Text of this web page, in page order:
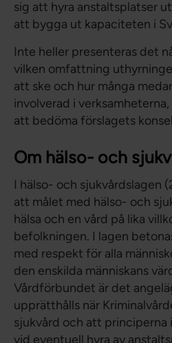
sig att hyra anstaltsplatser
att bygga ut kapaciteten i
Inte heller presenteras det
vilken omfattning
att ske och hur många
involverad i
att bedöma förslagets
Om hälso- och
I hälso- och sjukvårdslagen
att målet med hälso- och
hälsa och en vård på lika
befolkningen. I lagen
med respekt för alla
den enskilda människans
Vårdförbundet är det
upprätthålls när
sjukvård och att principerna
vid eventuell hyra av